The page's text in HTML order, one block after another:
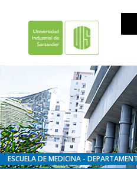
ESCUELA DE MEDICINA -